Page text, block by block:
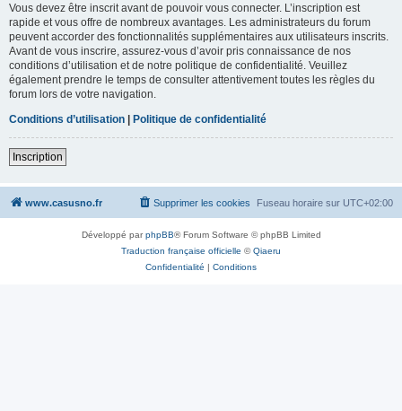
Vous devez être inscrit avant de pouvoir vous connecter. L’inscription est
rapide et vous offre de nombreux avantages. Les administrateurs du forum
peuvent accorder des fonctionnalités supplémentaires aux utilisateurs inscrits.
Avant de vous inscrire, assurez-vous d’avoir pris connaissance de nos
conditions d’utilisation et de notre politique de confidentialité. Veuillez
également prendre le temps de consulter attentivement toutes les règles du
forum lors de votre navigation.
Conditions d’utilisation | Politique de confidentialité
Inscription
www.casusno.fr Fuseau horaire sur UTC+02:00
Supprimer les cookies
Développé parphpBB® Forum Software © phpBB Limited
Traduction française officielle ©Qiaeru
Confidentialité | Conditions